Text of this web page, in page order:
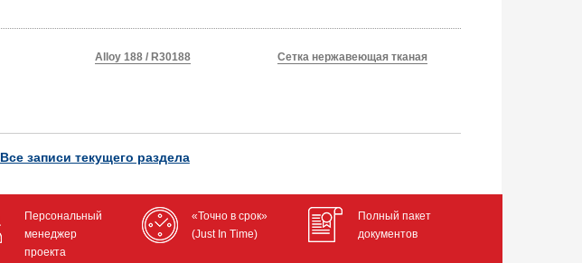
Alloy 188 / R30188 Сетка нержавеющая тканая
Все записи текущего раздела
Персональный
менеджер
проекта
«Точно в срок»
(Just In Time)
Полный пакет
документов